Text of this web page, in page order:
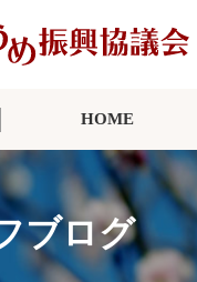
HOME
ブログ